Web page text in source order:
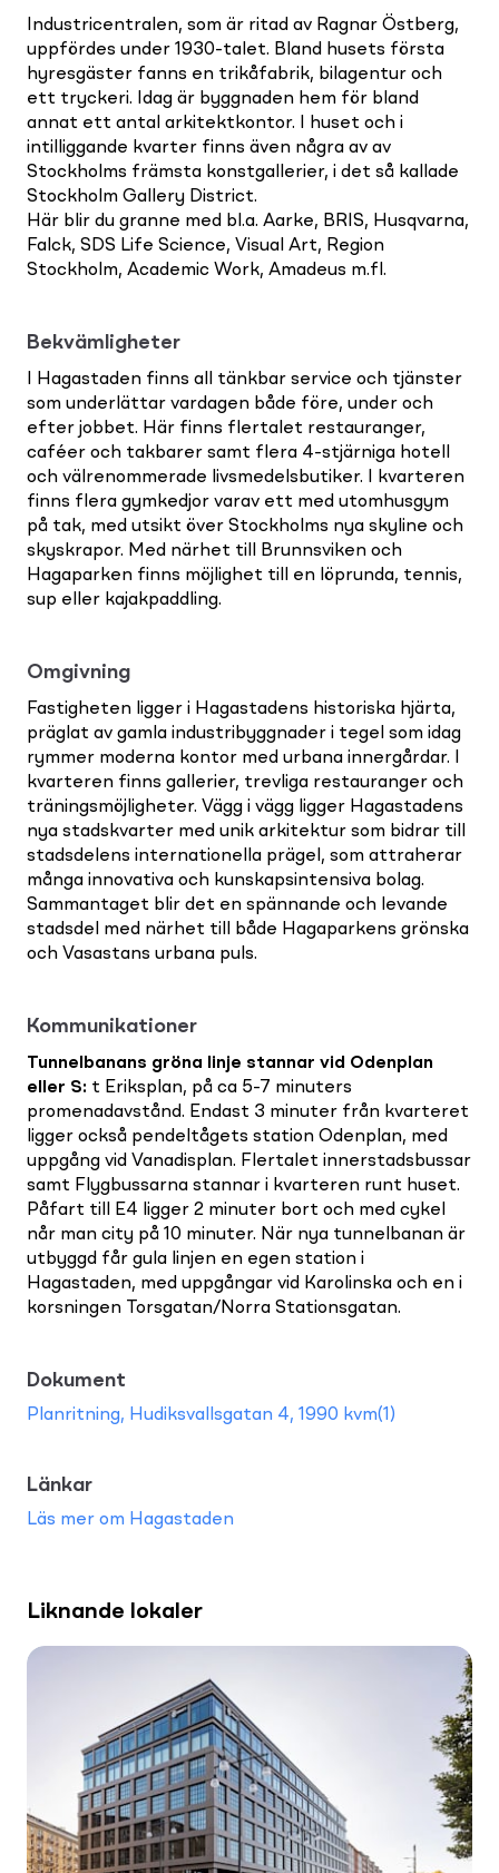
Industricentralen, som är ritad av Ragnar Östberg,
uppfördes under 1930-talet. Bland husets första
hyresgäster fanns en trikåfabrik, bilagentur och
ett tryckeri. Idag är byggnaden hem för bland
annat ett antal arkitektkontor. I huset och i
intilliggande kvarter finns även några av av
Stockholms främsta konstgallerier, i det så kallade
Stockholm Gallery District.
Här blir du granne med bl.a. Aarke, BRIS, Husqvarna,
Falck, SDS Life Science, Visual Art, Region
Stockholm, Academic Work, Amadeus m.fl.
Bekvämligheter
I Hagastaden finns all tänkbar service och tjänster
som underlättar vardagen både före, under och
efter jobbet. Här finns flertalet restauranger,
caféer och takbarer samt flera 4-stjärniga hotell
och välrenommerade livsmedelsbutiker. I kvarteren
finns flera gymkedjor varav ett med utomhusgym
på tak, med utsikt över Stockholms nya skyline och
skyskrapor. Med närhet till Brunnsviken och
Hagaparken finns möjlighet till en löprunda, tennis,
sup eller kajakpaddling.
Omgivning
Fastigheten ligger i Hagastadens historiska hjärta,
präglat av gamla industribyggnader i tegel som idag
rymmer moderna kontor med urbana innergårdar. I
kvarteren finns gallerier, trevliga restauranger och
träningsmöjligheter. Vägg i vägg ligger Hagastadens
nya stadskvarter med unik arkitektur som bidrar till
stadsdelens internationella prägel, som attraherar
många innovativa och kunskapsintensiva bolag.
Sammantaget blir det en spännande och levande
stadsdel med närhet till både Hagaparkens grönska
och Vasastans urbana puls.
Kommunikationer
Tunnelbanans gröna linje stannar vid Odenplan
eller S: t Eriksplan, på ca 5-7 minuters
promenadavstånd. Endast 3 minuter från kvarteret
ligger också pendeltågets station Odenplan, med
uppgång vid Vanadisplan. Flertalet innerstadsbussar
samt Flygbussarna stannar i kvarteren runt huset.
Påfart till E4 ligger 2 minuter bort och med cykel
når man city på 10 minuter. När nya tunnelbanan är
utbyggd får gula linjen en egen station i
Hagastaden, med uppgångar vid Karolinska och en i
korsningen Torsgatan/Norra Stationsgatan.
Dokument
Planritning, Hudiksvallsgatan 4, 1990 kvm(1)
Länkar
Läs mer om Hagastaden
Liknande lokaler